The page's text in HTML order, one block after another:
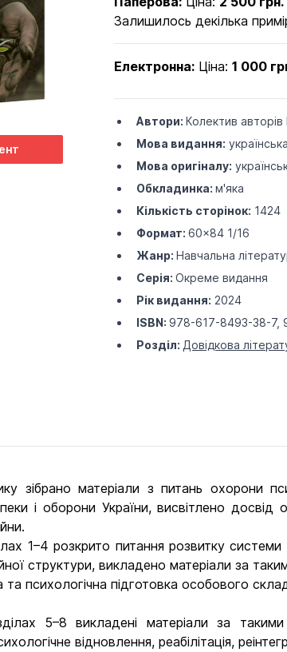
Залишилось декілька
Електронна: Ціна:1 000
Автори:Колектив авторів
Мова видання: українська
Мова оригіналу:
Обкладинка:м'яка
Кількість сторінок: 1424
Формат:60×84 1/16
Жанр:Навчальна
Серія:Окреме видання
Рік видання: 2024
ISBN:978-617-8493-38-7,
Розділ: Довідкова
зібрано матеріали з питань охорони
і оборони України, висвітлено досвід
1–4 розкрито питання розвитку
структури, викладено матеріали за
та психологічна підготовка особового
5–8 викладені матеріали за такими
відновлення, реабілітація,